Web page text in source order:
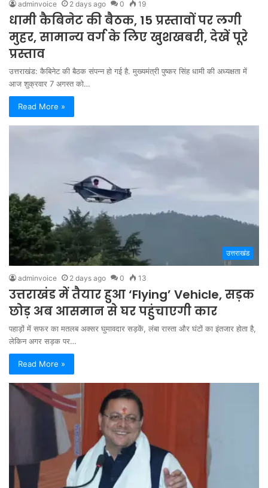
adminvoice 2 days ago 0 19
धामी कैबिनेट की बैठक, 15 प्रस्तावों पर लगी
मुहर, सामान्य वर्ग के लिए खुशखबरी, देखें पूरे
प्रस्ताव
उत्तराखंड: कैबिनेट की बैठक संपन्न हो गई है. मुख्यमंत्री पुष्कर सिंह धामी की अध्यक्षता में
आज शुक्रवार 7 अगस्त को…
Read More »
उत्तराखंड
adminvoice 2 days ago 0 13
उत्तराखंड में तैयार हुआ ‘Flying’ Vehicle, सड़क
छोड़ अब आसमान से घर पहुंचाएगी कार
पहाड़ों में सफर का मतलब अक्सर घुमावदार सड़कें, लंबा रास्ता और घंटों का इंतजार होता है,
लेकिन अगर सड़क पर…
Read More »